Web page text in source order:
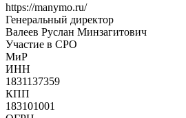
https://manymo.ru/
Генеральный директор
Валеев Руслан Минзагитович
Участие в СРО
МиР
ИНН
1831137359
КПП
183101001